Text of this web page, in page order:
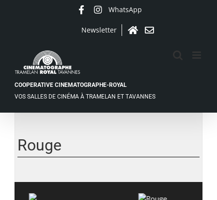
WhatsApp
Newsletter
AccueilContact
COOPERATIVE CINEMATOGRAPHE-ROYAL
VOS SALLES DE CINÉMA À TRAMELAN ET TAVANNES
agrandie
Rouge